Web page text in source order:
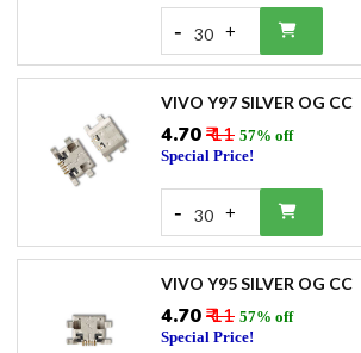
- 30 +
VIVO Y97 SILVER OG CC
₹4.70₹ 11 57% off
Special Price!
- 30 +
VIVO Y95 SILVER OG CC
₹4.70₹ 11 57% off
Special Price!